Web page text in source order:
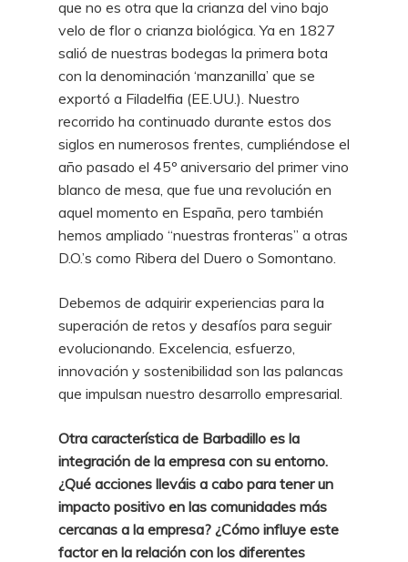
que no es otra que la crianza del vino bajo
velo de flor o crianza biológica. Ya en 1827
salió de nuestras bodegas la primera bota
con la denominación ‘manzanilla’ que se
exportó a Filadelfia (EE.UU.). Nuestro
recorrido ha continuado durante estos dos
siglos en numerosos frentes, cumpliéndose el
año pasado el 45º aniversario del primer vino
blanco de mesa, que fue una revolución en
aquel momento en España, pero también
hemos ampliado “nuestras fronteras” a otras
D.O.’s como Ribera del Duero o Somontano.
Debemos de adquirir experiencias para la
superación de retos y desafíos para seguir
evolucionando. Excelencia, esfuerzo,
innovación y sostenibilidad son las palancas
que impulsan nuestro desarrollo empresarial.
Otra característica de Barbadillo es la
integración de la empresa con su entorno.
¿Qué acciones lleváis a cabo para tener un
impacto positivo en las comunidades más
cercanas a la empresa? ¿Cómo influye este
factor en la relación con los diferentes